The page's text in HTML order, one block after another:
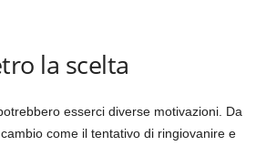
la scelta
esserci diverse motivazioni. Da
come il tentativo di ringiovanire e